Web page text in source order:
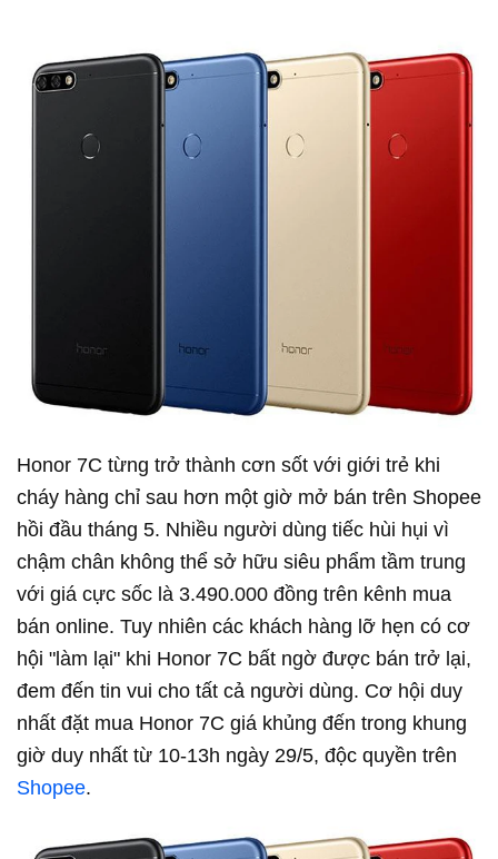
Honor 7C từng trở thành cơn sốt với giới trẻ khi
cháy hàng chỉ sau hơn một giờ mở bán trên Shopee
hồi đầu tháng 5. Nhiều người dùng tiếc hùi hụi vì
chậm chân không thể sở hữu siêu phẩm tầm trung
với giá cực sốc là 3.490.000 đồng trên kênh mua
bán online. Tuy nhiên các khách hàng lỡ hẹn có cơ
hội "làm lại" khi Honor 7C bất ngờ được bán trở lại,
đem đến tin vui cho tất cả người dùng. Cơ hội duy
nhất đặt mua Honor 7C giá khủng đến trong khung
giờ duy nhất từ 10-13h ngày 29/5, độc quyền trên
Shopee.